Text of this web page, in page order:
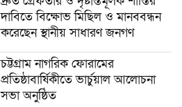
দাবিতে বিক্ষোভ মিছিল ও মানববন্ধন
করেছেন স্থানীয় সাধারণ জনগণ
চট্টগ্রাম নাগরিক ফোরামের
প্রতিষ্ঠাবার্ষিকীতে ভার্চুয়াল আলোচনা
সভা অনুষ্ঠিত